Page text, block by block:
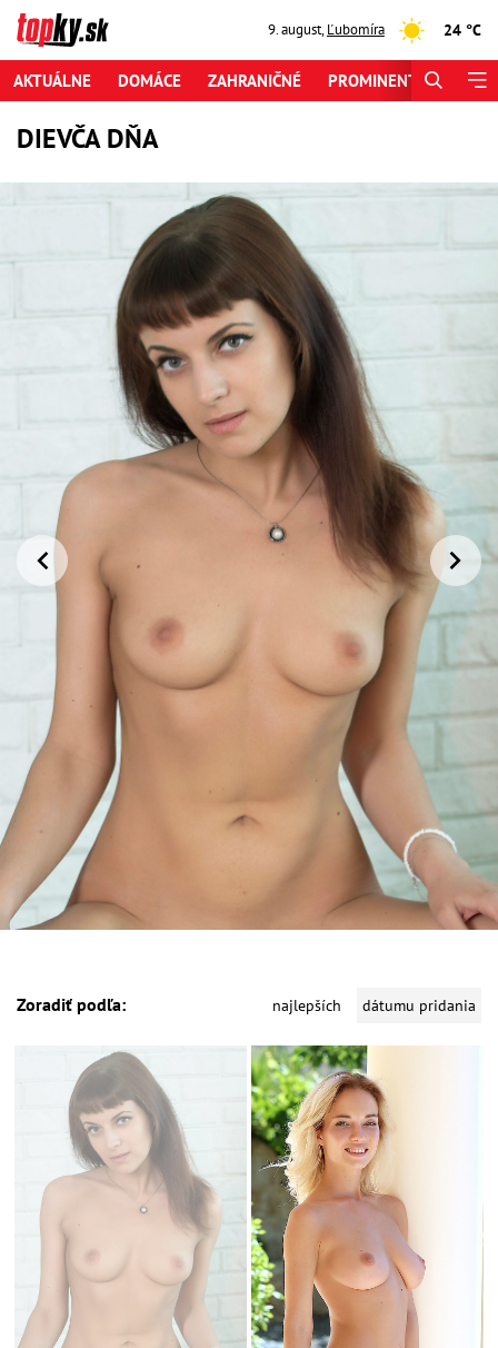
9. august,Ľubomíra 24 °C
AKTUÁLNE DOMÁCE ZAHRANIČNÉ PROMINENTI ŠPORT
DIEVČA DŇA
Zoradiť podľa: najlepších dátumu pridania